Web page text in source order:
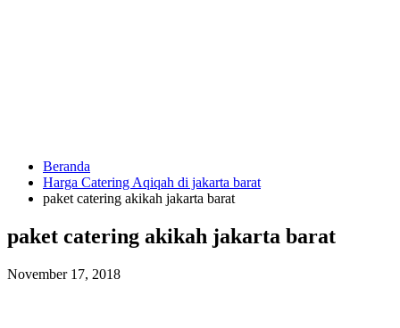
HUBUNGI
KAMI
Beranda
Harga Catering Aqiqah di jakarta barat
paket catering akikah jakarta barat
paket catering akikah jakarta barat
November 17, 2018